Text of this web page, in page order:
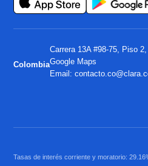
Colombia
Carrera 13A #98-75, Piso
Google Maps
Email:
Tasas de interés corriente y moratorio: